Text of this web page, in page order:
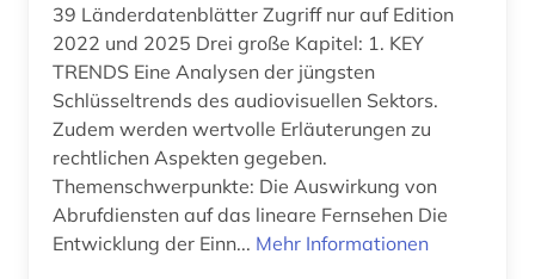
deutschsprachige gemeinschaft belgien (1)
diagramm (1)
dienstleistung (6)
dienstleistungsgewerbe (1)
dienstleistungssektor (1)
Suedamerika (1)
Suedostasien (1)
Suedosteuropa (1)
Tschechische Republik (2)
Tuerkei (1)
USA (4)
39 Länderdatenblätter Zugriff nur auf Edition
2022 und 2025 Drei große Kapitel: 1. KEY
TRENDS Eine Analysen der jüngsten
Schlüsseltrends des audiovisuellen Sektors.
Zudem werden wertvolle Erläuterungen zu
rechtlichen Aspekten gegeben.
Themenschwerpunkte: Die Auswirkung von
Abrufdiensten auf das lineare Fernsehen Die
Entwicklung der Einn... Mehr Informationen